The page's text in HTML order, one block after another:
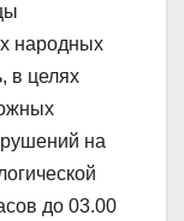
народных
в целях
на
до 03.00